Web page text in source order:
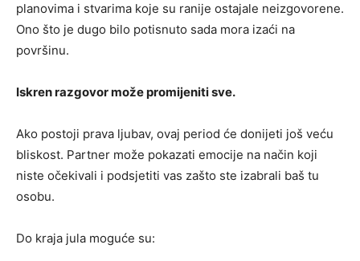
planovima i stvarima koje su ranije ostajale neizgovorene.
Ono što je dugo bilo potisnuto sada mora izaći na
površinu.
Iskren razgovor može promijeniti sve.
Ako postoji prava ljubav, ovaj period će donijeti još veću
bliskost. Partner može pokazati emocije na način koji
niste očekivali i podsjetiti vas zašto ste izabrali baš tu
osobu.
Do kraja jula moguće su: